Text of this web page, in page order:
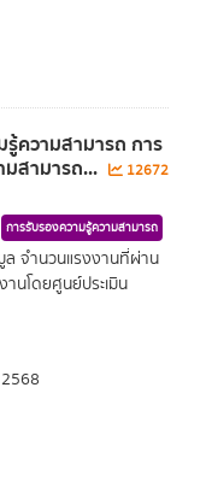
ความสามารถ การ
มสามารถ...
12672
การรับรองความรู้ความสามารถ
ล จำนวนแรงงานที่ผ่าน
นโดยศูนย์ประเมิน